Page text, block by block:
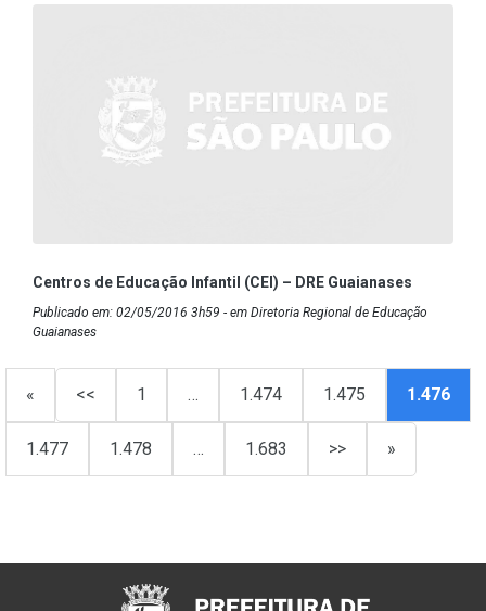
Centros de Educação Infantil (CEI) – DRE Guaianases
Publicado em: 02/05/2016 3h59 - em Diretoria Regional de Educação
Guaianases
« << 1 … 1.474 1.475 1.476
1.477 1.478 … 1.683 >> »